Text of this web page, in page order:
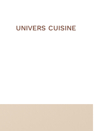
UNIVERS CUISINE